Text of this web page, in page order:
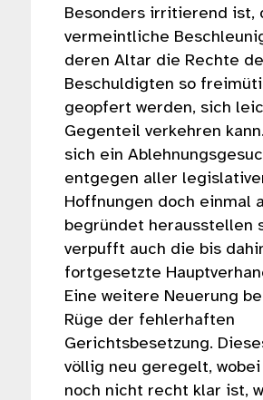
Besonders irritierend ist,
vermeintliche
deren Altar die Rechte
Beschuldigten so
geopfert werden, sich
Gegenteil verkehren
sich ein
entgegen aller
Hoffnungen doch einmal
begründet herausstellen
verpufft auch die bis
fortgesetzte
Eine weitere Neuerung
Rüge der fehlerhaften
Gerichtsbesetzung.
völlig neu geregelt,
noch nicht recht klar ist,